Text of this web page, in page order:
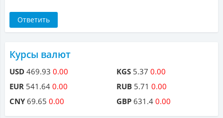
Курсы валют
USD 469.93 0.00
EUR 541.64 0.00
CNY69.65 0.00
KGS 5.37 0.00
RUB 5.71 0.00
GBP 631.4 0.00